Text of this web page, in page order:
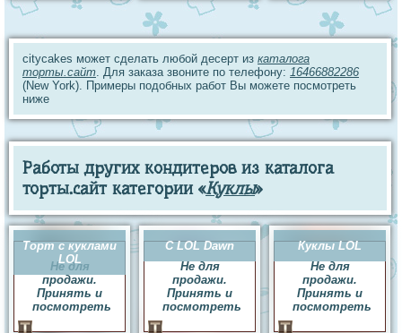
citycakes может сделать любой десерт из каталога
торты.сайт. Для заказа звоните по телефону: 16466882286
(New York). Примеры подобных работ Вы можете посмотреть
ниже
Работы других кондитеров из каталога
торты.сайт категории «Куклы»
Торт с куклами
LOL
Не для
продажи.
Принять и
посмотреть
C LOL Dawn
Не для
продажи.
Принять и
посмотреть
Куклы LOL
Не для
продажи.
Принять и
посмотреть